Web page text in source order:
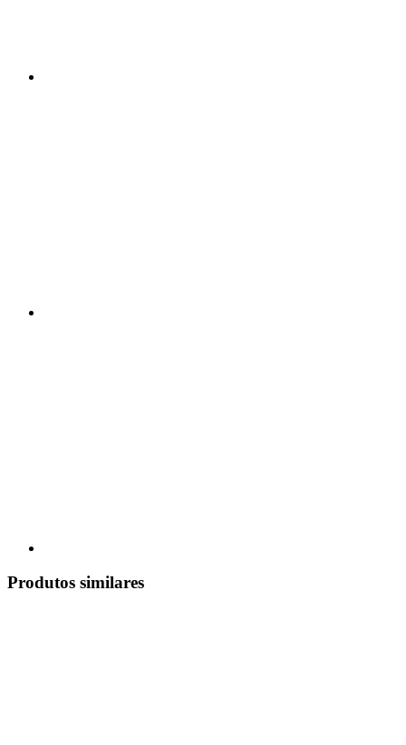
Produtos similares